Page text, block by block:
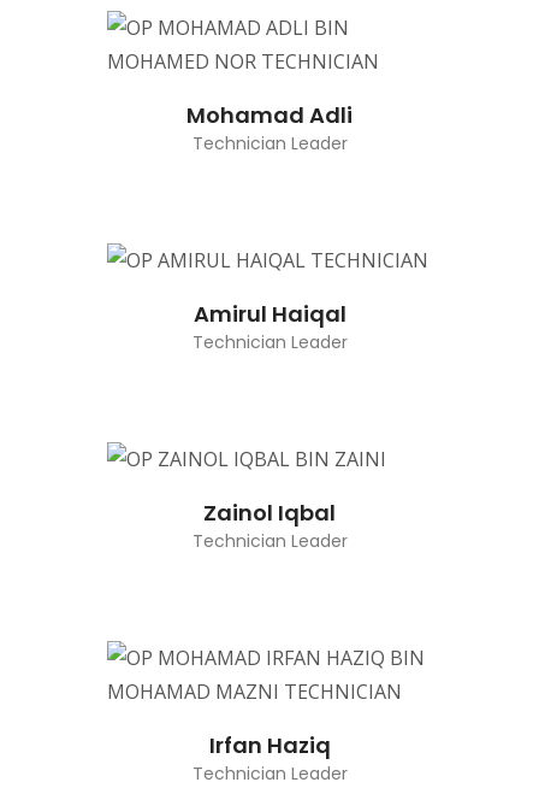
Mohamad Adli
Technician Leader
Amirul Haiqal
Technician Leader
Zainol Iqbal
Technician Leader
Irfan Haziq
Technician Leader